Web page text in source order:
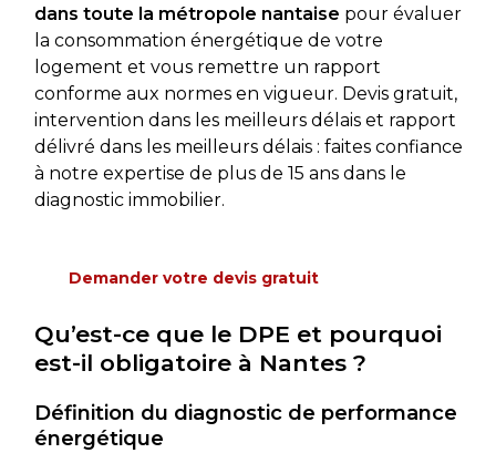
dans toute la métropole nantaise pour évaluer
la consommation énergétique de votre
logement et vous remettre un rapport
conforme aux normes en vigueur. Devis gratuit,
intervention dans les meilleurs délais et rapport
délivré dans les meilleurs délais : faites confiance
à notre expertise de plus de 15 ans dans le
diagnostic immobilier.
Demander votre devis gratuit
Qu’est-ce que le DPE et pourquoi
est-il obligatoire à Nantes ?
Définition du diagnostic de performance
énergétique